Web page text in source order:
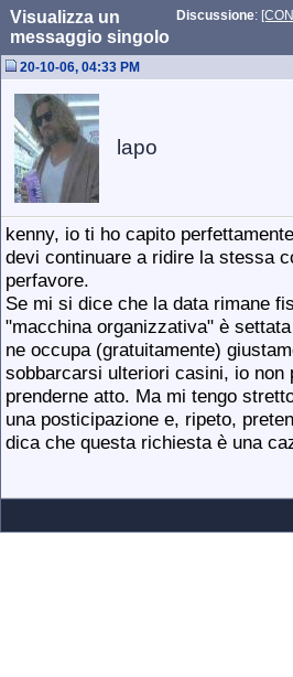
Discussione:
Visualizza un
messaggio singolo
20-10-06, 04:33 PM
lapo
kenny, io ti ho capito
devi continuare a ridire la stessa
perfavore.
Se mi si dice che la data rimane
"macchina organizzativa" è
ne occupa (gratuitamente)
sobbarcarsi ulteriori casini, io non
prenderne atto. Ma mi tengo
una posticipazione e, ripeto,
dica che questa richiesta è una